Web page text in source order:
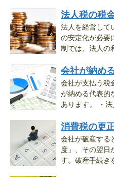
法人税の税
法人を経営して
の安定化が必要
制では、法人の
会社が納め
会社が支払う税
が納める代表的
あります。 ・法
消費税の更
会社が破産する
度」、その翌日
す。破産手続き